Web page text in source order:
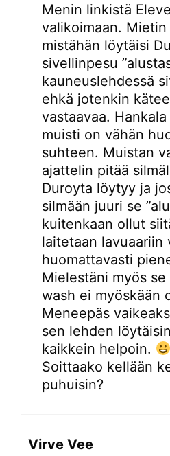
Menin linkistä
valikoimaan.
mistähän löytäisi
sivellinpesu
kauneuslehdessä
ehkä jotenkin
vastaavaa.
muisti on vähän
suhteen. Muistan
ajattelin pitää
Duroyta löytyy ja
silmään juuri se
kuitenkaan ollut
laitetaan lavuaariin
huomattavasti
Mielestäni myös se
wash ei myöskään
Meneepäs
sen lehden
kaikkein helpoin.
Soittaako kellään
puhuisin?
Virve Vee